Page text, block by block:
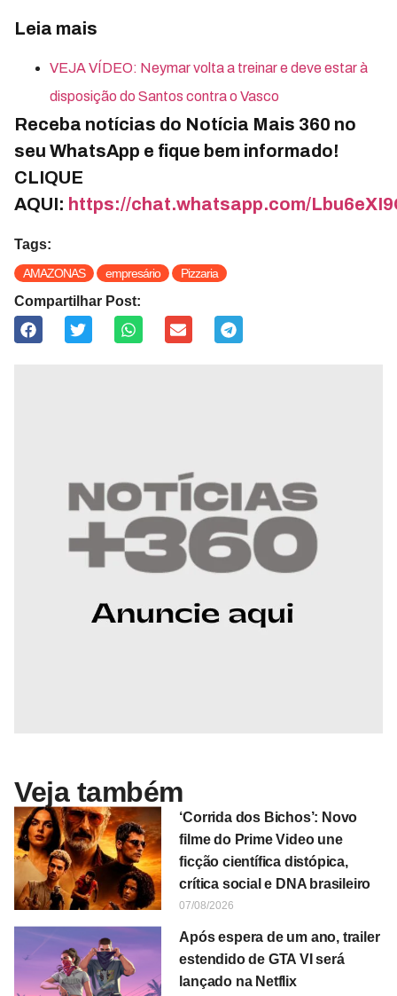
Leia mais
VEJA VÍDEO: Neymar volta a treinar e deve estar à
disposição do Santos contra o Vasco
Receba notícias do Notícia Mais 360 no
seu WhatsApp e fique bem informado!
CLIQUE
AQUI: https://chat.whatsapp.com/
Tags:
AMAZONAS empresário Pizzaria
Compartilhar Post:
Veja também
‘Corrida dos Bichos’: Novo
filme do Prime Video une
ficção científica distópica,
crítica social e DNA brasileiro
07/08/2026
Após espera de um ano, trailer
estendido de GTA VI será
lançado na Netflix